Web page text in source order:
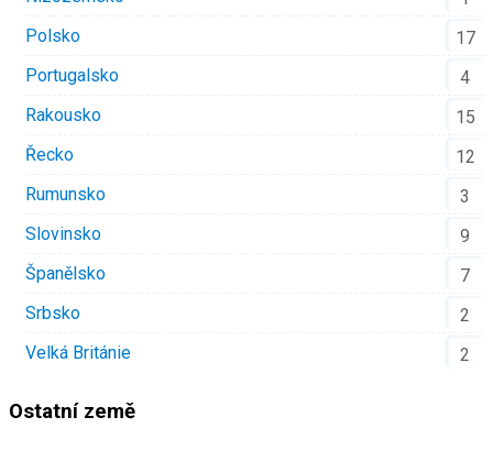
Polsko
17
Portugalsko
4
Rakousko
15
Řecko
12
Rumunsko
3
Slovinsko
9
Španělsko
7
Srbsko
2
Velká Británie
2
Ostatní země